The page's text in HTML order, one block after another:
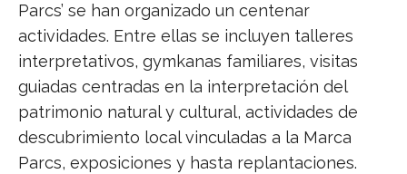
Parcs’ se han organizado un centenar
actividades. Entre ellas se incluyen talleres
interpretativos, gymkanas familiares, visitas
guiadas centradas en la interpretación del
patrimonio natural y cultural, actividades de
descubrimiento local vinculadas a la Marca
Parcs, exposiciones y hasta replantaciones.